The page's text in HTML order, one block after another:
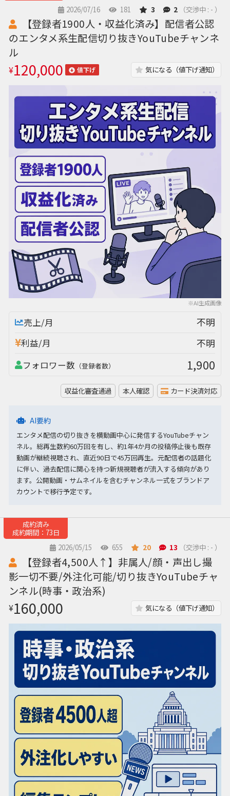
2026/07/16 181 3 2 （交渉中 : - ）
※AI生成画像
【登録者1900人・収益化済み】配信者公認
のエンタメ系生配信切り抜きYouTubeチャンネ
ル
¥120,000 値下げ 気になる（値下げ通知）
売上/月 不明
利益/月 不明
フォロワー数 （登録者数） 1,900
収益化審査通過 本人確認 カード決済対応
AI要約
エンタメ配信の切り抜きを横動画中心に発信するYouTubeチャン
ネル。総再生数約60万回を有し、約1年4か月の投稿停止後も既存
動画が継続視聴され、直近90日で45万回再生。元配信者の話題化
に伴い、過去配信に関心を持つ新規視聴者が流入する傾向があり
ます。公開動画・サムネイルを含むチャンネル一式をブランドア
カウントで移行予定です。
成約済み
成約期間：73日
2026/05/15
655 20 13 （交渉中 : - ）
【登録者4,500人↑】非属人/顔・声出し撮
影一切不要/外注化可能/切り抜きYouTubeチャ
ンネル(時事・政治系)
¥160,000 気になる（値下げ通知）